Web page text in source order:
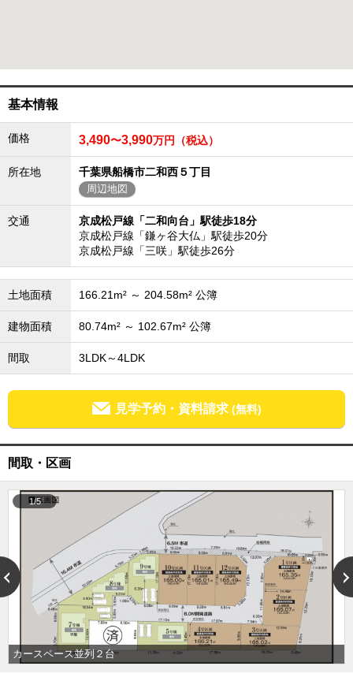
基本情報
価格 3,490〜3,990万円（税込）
所在地 千葉県船橋市二和西５丁目
周辺地図
交通
京成松戸線「二和向台」駅徒歩18分
京成松戸線「鎌ヶ谷大仏」駅徒歩20分
京成松戸線「三咲」駅徒歩26分
土地面積 166.21m² ～ 204.58m² 公簿
建物面積 80.74m² ～ 102.67m² 公簿
間取 3LDK～4LDK
見学予約・資料請求 (無料)
間取・区画
カースペース並列２台
1/5
四街道･佐倉･八千代方面エリアの新築一戸建
四街道･佐倉･八千代方面エリアの中古一戸建
四街道･佐倉･八千代方面エリアのマンション
四街道･佐倉･八千代方面エリアの土地
船橋･市川･浦安方面エリア
船橋･市川･浦安方面エリアの新築一戸建
船橋･市川･浦安方面エリアの中古一戸建
船橋･市川･浦安方面エリアのマンション
船橋･市川･浦安方面エリアの土地
千葉市エリア
千葉市エリアの中古一戸建
千葉市エリアのマンション
千葉市エリアの土地
外房エリアの新築一戸建
外房エリアの中古一戸建
外房エリアのマンション
内房エリア
内房エリアの中古一戸建
内房エリアの土地
東京全域エリアの新築一戸建
東京全域エリアの中古一戸建
東京全域エリアのマンション
東京全域エリアの土地
神奈川全域エリア
神奈川全域エリアの新築一戸建
神奈川全域エリアの中古一戸建
神奈川全域エリアのマンション
神奈川全域エリアの土地